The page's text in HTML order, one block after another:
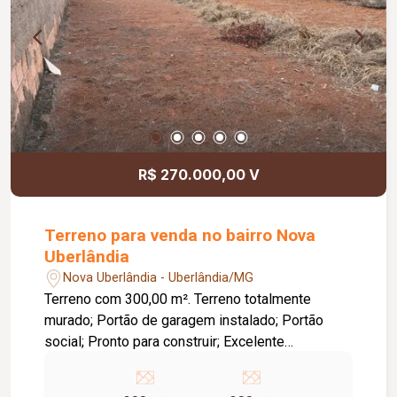
interno e externo; Ambientes amplos, integrados
e planejados para proporcionar conforto,
privacidade e funcionalidade.
R$ 270.000,00 V
Terreno para venda no bairro Nova
Uberlândia
Nova Uberlândia - Uberlândia/MG
Terreno com 300,00 m². Terreno totalmente
murado; Portão de garagem instalado; Portão
social; Pronto para construir; Excelente
Próximo a comércios, escolas e diversos